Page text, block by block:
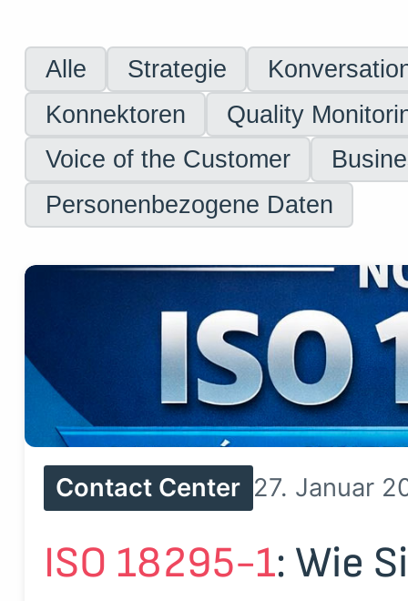
Alle Strategie
Konnektoren
Quality
Voice of the Customer
Personenbezogene Daten
Contact Center 27. Januar
ISO 18295-1: Wie